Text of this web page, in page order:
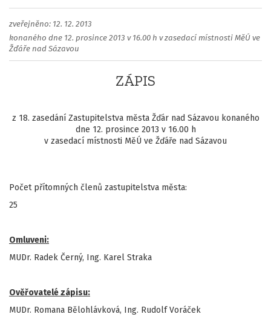
zveřejněno: 12. 12. 2013
konaného dne 12. prosince 2013 v 16.00 h v zasedací místnosti MěÚ ve
Žďáře nad Sázavou
ZÁPIS
z 18. zasedání Zastupitelstva města Žďár nad Sázavou konaného
dne 12. prosince 2013 v 16.00 h
v zasedací místnosti MěÚ ve Žďáře nad Sázavou
Počet přítomných členů zastupitelstva města:
25
Omluveni:
MUDr. Radek Černý, Ing. Karel Straka
Ověřovatelé zápisu:
MUDr. Romana Bělohlávková, Ing. Rudolf Voráček